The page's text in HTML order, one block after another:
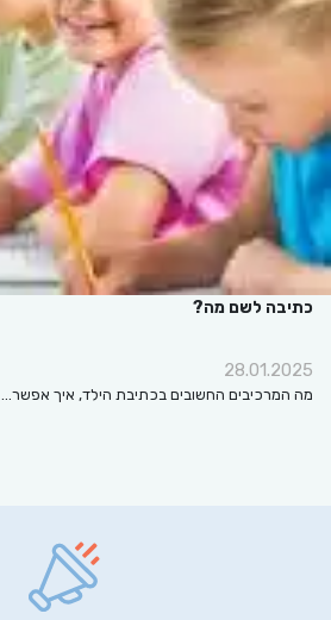
כתיבה לשם מה?
28.01.2025
מה המרכיבים החשובים בכתיבת הילד, איך אפשר…